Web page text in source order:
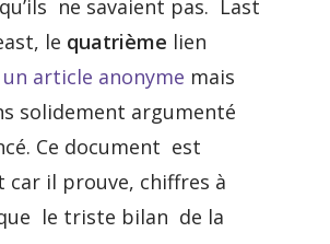
ne savaient pas. Last
le quatrième lien
un article anonyme mais
solidement argumenté
Ce document est
car il prouve, chiffres à
le triste bilan de la